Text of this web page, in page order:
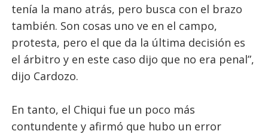
tenía la mano atrás, pero busca con el brazo
también. Son cosas uno ve en el campo,
protesta, pero el que da la última decisión es
el árbitro y en este caso dijo que no era penal”,
dijo Cardozo.
En tanto, el Chiqui fue un poco más
contundente y afirmó que hubo un error